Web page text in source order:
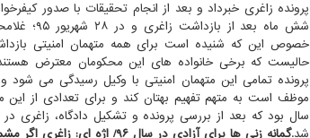
شش ماه بعد از بازداشت زاغری و در ۲۸ شهریور ۹۵؛ غلامحسین محسنی اژه ای سخنگوی وقت قوه قضائیه در پاسخ به سوال
خصوص این که شنیده است برای همه متهمان امنیتی
حالیست که برخی خانواده های این محکومان معترض هستند
پرونده تمامی این متهمان امنیتی با وکیل رسیدگی می شود
موظف است به متهم تفهیم بهتان کند و برای تعدادی از
شد.گمانه زنی ها برای آزادی در سال ۹۶/‏ اژه ای: زاغری اگر مشمول قانون شود، آزاد می شود